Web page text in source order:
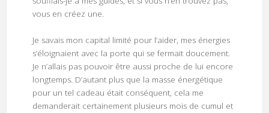
vous en créez une.
Je savais mon capital limité pour l’aider, mes énergies
s’éloignaient avec la porte qui se fermait doucement.
Je n’allais pas pouvoir être aussi proche de lui encore
longtemps. D’autant plus que la masse énergétique
pour un tel cadeau était conséquent, cela me
demanderait certainement plusieurs mois de cumul et